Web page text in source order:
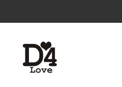
direct
hoofdinhoud